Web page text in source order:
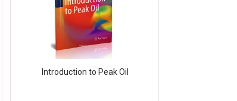
Introduction to Peak Oil